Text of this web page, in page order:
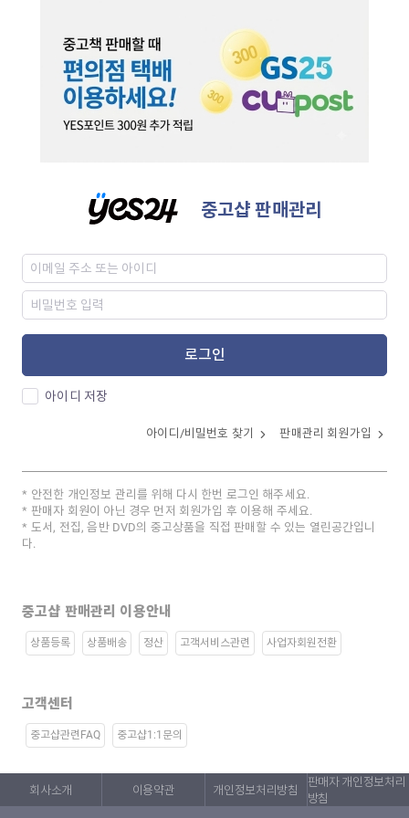
중고샵 판매관리
로그인
아이디 저장
아이디/비밀번호 찾기 판매관리 회원가입
안전한 개인정보 관리를 위해 다시 한번 로그인 해주세요.
판매자 회원이 아닌 경우 먼저 회원가입 후 이용해 주세요.
도서, 전집, 음반 DVD의 중고상품을 직접 판매할 수 있는 열린공간입니
다.
중고샵 판매관리 이용안내
상품등록 상품배송 정산 고객서비스관련 사업자회원전환
고객센터
중고샵관련FAQ 중고샵1:1문의
회사소개 이용약관 개인정보처리방침
판매자 개인정보처리
방침